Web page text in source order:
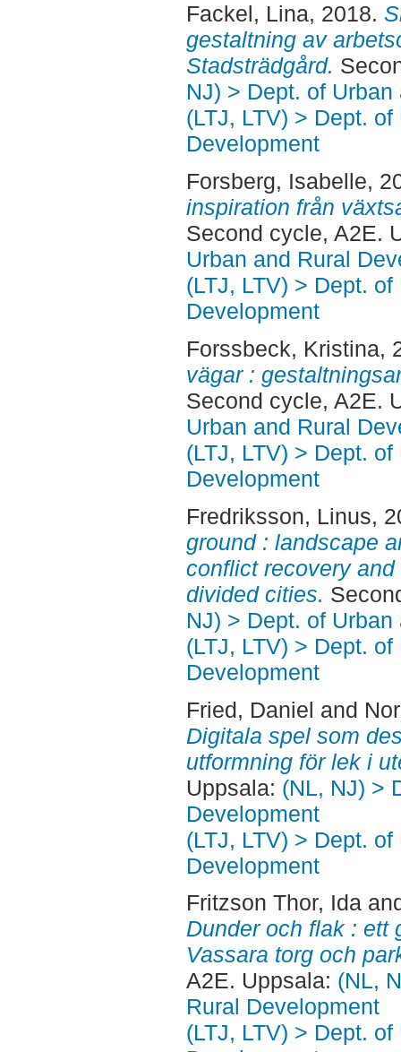
Fackel, Lina, 2018.
gestaltning av
Stadsträdgård.
NJ) > Dept. of
(LTJ, LTV) > Dept.
Development
Forsberg, Isabelle,
inspiration från
Second cycle, A2E.
Urban and Rural
(LTJ, LTV) > Dept.
Development
Forssbeck, Kristina,
vägar :
Second cycle, A2E.
Urban and Rural
(LTJ, LTV) > Dept.
Development
Fredriksson, Linus,
ground : landscape
conflict recovery
divided cities.
NJ) > Dept. of
(LTJ, LTV) > Dept.
Development
Fried, Daniel and
Digitala spel som
utformning för lek i
Uppsala: (NL, NJ) >
Development
(LTJ, LTV) > Dept.
Development
Fritzson Thor, Ida
Dunder och flak : ett
Vassara torg och
A2E. Uppsala: (NL,
Rural Development
(LTJ, LTV) > Dept.